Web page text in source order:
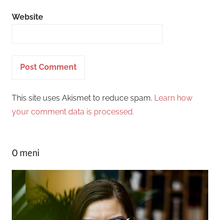
Website
This site uses Akismet to reduce spam. Learn how
your comment data is processed.
O meni